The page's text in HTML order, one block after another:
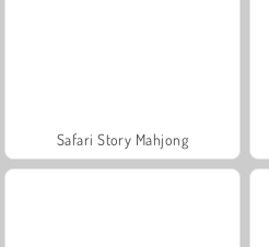
Safari Story Mahjong